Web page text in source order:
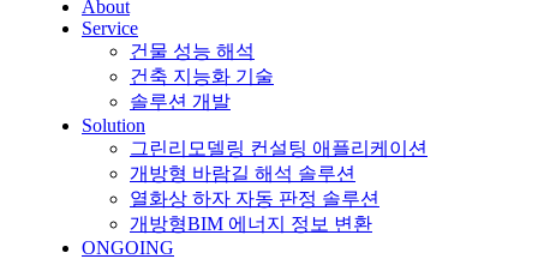
About
Service
건물 성능 해석
건축 지능화 기술
솔루션 개발
Solution
그린리모델링 컨설팅 애플리케이션
개방형 바람길 해석 솔루션
열화상 하자 자동 판정 솔루션
개방형BIM 에너지 정보 변환
ONGOING